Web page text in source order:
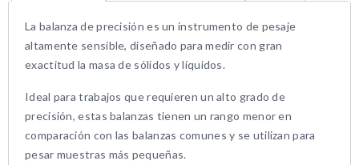
La balanza de precisión es un instrumento de pesaje
altamente sensible, diseñado para medir con gran
exactitud la masa de sólidos y líquidos.
Ideal para trabajos que requieren un alto grado de
precisión, estas balanzas tienen un rango menor en
comparación con las balanzas comunes y se utilizan para
pesar muestras más pequeñas.